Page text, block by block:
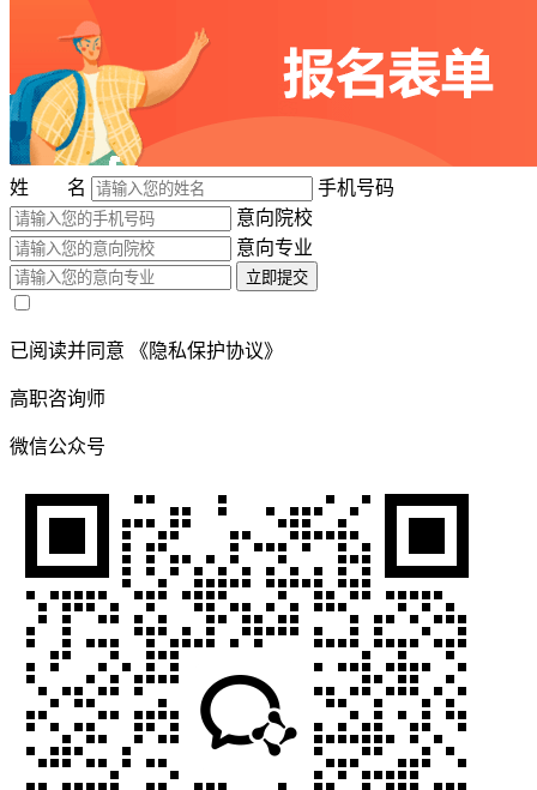
姓 名
手机号码
意向院校
意向专业
立即提交
已阅读并同意 《隐私保护协议》
高职咨询师
微信公众号